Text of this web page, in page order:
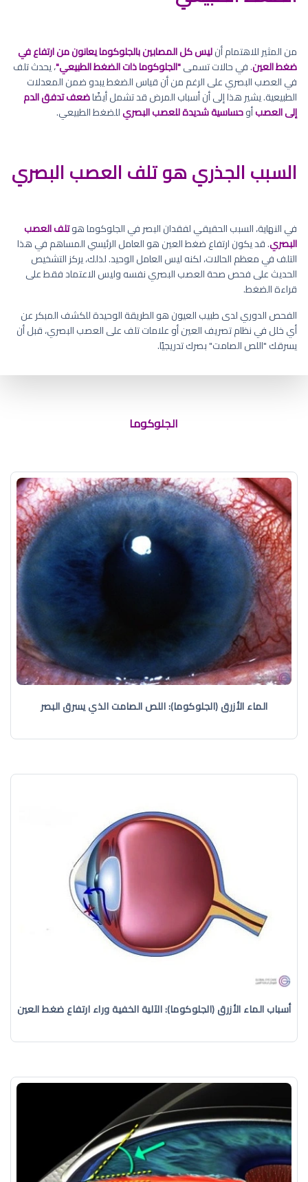
من المثير للاهتمام أنليس كل المصابين بالجلوكوما يعانون من ارتفاع في
ضغط العين. في حالات تسمى"الجلوكوما ذات الضغط الطبيعي"، يحدث تلف
في العصب البصري على الرغم من أن قياس الضغط يبدو ضمن المعدلات
الطبيعية. يشير هذا إلى أن أسباب المرض قد تشمل أيضًاضعف تدفق الدم
إلى العصبأوحساسية شديدة للعصب البصريللضغط الطبيعي.
السبب الجذري هو تلف العصب البصري
في النهاية، السبب الحقيقي لفقدان البصر في الجلوكوما هوتلف العصب
البصري. قد يكون ارتفاع ضغط العين هو العامل الرئيسي المساهم في هذا
التلف في معظم الحالات، لكنه ليس العامل الوحيد. لذلك، يركز التشخيص
الحديث على فحص صحة العصب البصري نفسه وليس الاعتماد فقط على
قراءة الضغط.
الفحص الدوري لدى طبيب العيون هو الطريقة الوحيدة للكشف المبكر عن
أي خلل في نظام تصريف العين أو علامات تلف على العصب البصري، قبل أن
يسرقك "اللص الصامت" بصرك تدريجيًا.
الجلوكوما
الماء الأزرق (الجلوكوما): اللص الصامت الذي يسرق البصر
أسباب الماء الأزرق (الجلوكوما): الآلية الخفية وراء ارتفاع ضغط العين